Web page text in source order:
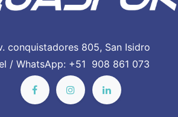
conquistadores 805, San Isidro
/ WhatsApp: +51 908 861 073